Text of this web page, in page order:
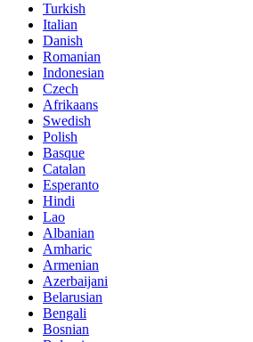
Turkish
Italian
Danish
Romanian
Indonesian
Czech
Afrikaans
Swedish
Polish
Basque
Catalan
Esperanto
Hindi
Lao
Albanian
Amharic
Armenian
Azerbaijani
Belarusian
Bengali
Bosnian